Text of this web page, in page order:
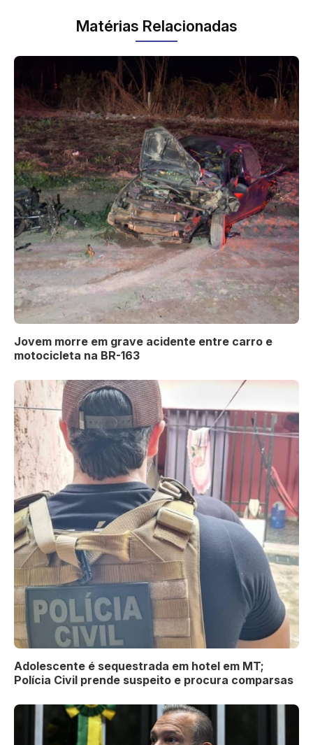
Matérias Relacionadas
Jovem morre em grave acidente entre carro e
motocicleta na BR-163
Adolescente é sequestrada em hotel em MT;
Polícia Civil prende suspeito e procura comparsas